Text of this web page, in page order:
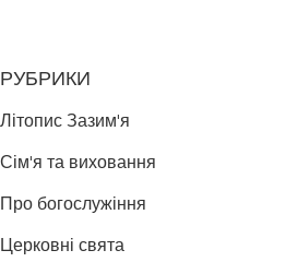
РУБРИКИ
Літопис Зазим'я
Сім'я та виховання
Про богослужіння
Церковні свята